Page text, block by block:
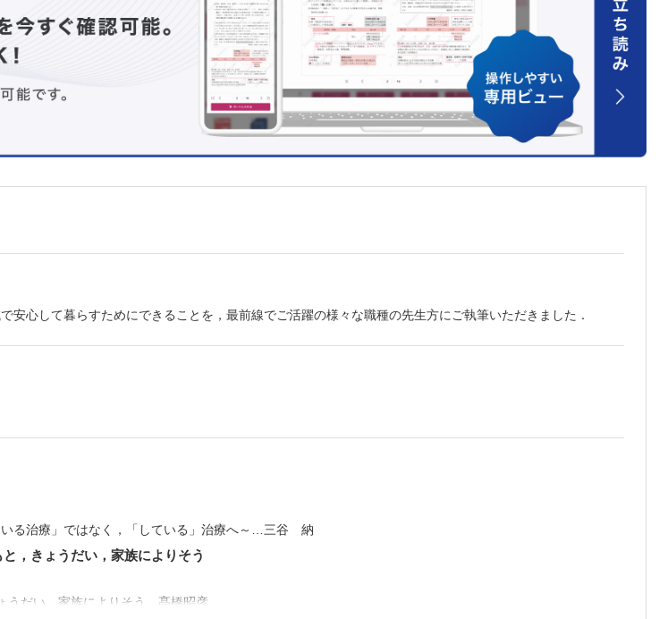
なと一緒に学びたい！ 医療的ケア児が学校へ行くこと…
子
もを預かる，見守る～児童発達支援・放課後デイ・ホーム
など～…今泉あゆ美
のある子どもの「きょうだい」支援～子どもたちが教えて
こと～…清田悠代
的ケア児の親として…宮副和歩
療的ケア児等コーディネーターに期待される役割とは？…
的ケア×防災…白神晃子
】
田美理香
・わんや・こどものほんや 第6回
安心して暮らすためにできることを，最前線でご活躍の様々な職種の先生方にご執筆いただきました．
る治療」ではなく，「している」治療へ～…三谷 納
，きょうだい，家族によりそう
だい，家族によりそう…髙橋昭彦